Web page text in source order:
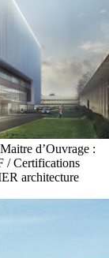
d’Ouvrage :
/ Certifications
architecture